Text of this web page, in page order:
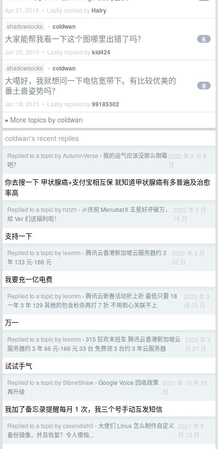
Apr 21, 2015 • Lastly replied byHalry
shadowsocks • coldwan
大家能帮我看一下这个图哪里出错了吗？
Jan 20, 2015 • Lastly replied bykid424
6
shadowsocks • coldwan
大噶好，我就想问一下电信宽带下。有比较优美的
番土啬姿势吗？
Jan 18, 2015 • Lastly replied by99185302
9
» More topics by coldwan
coldwan's recent replies
Replied to a topic by AutumnVerse › 我的运气应该没那么倒霉
吧？
2022 年 8 月 8
日
你去搜一下 甲状腺癌+支付宝相互保 就知道甲状腺癌有多普遍及治愈
率高
Replied to a topic by hzlzh › 🎉庆祝 MenubarX 五星好评破万，
给 Ver 们送福利啦！
2022 年 5 月
16 日
支持一下
Replied to a topic by leomm › 腾讯云香港新加坡云服务器约 3
年 133 元-166 元
2022 年 3 月
25 日
我要充一亿电费
Replied to a topic by leomm › 腾讯云新春活动折上折 最低只要 18
一年 3 年 129 其他的包含秒杀再打 7 折 不用担心关联不上
2022 年 3
月 25 日
万一
Replied to a topic by leomm › 315 狂欢末班车 腾讯云香港新加坡云
服务器约 3 年 66 元-166 元 33 台 免费领 3 台约 3 年云服务器
2022 年 3
月 21 日
试试手气
Replied to a topic by StoneShaw › Google Voice 回收政策
再升级
2021 年 10 月 29
日
我加了备忘录提醒每月 1 次，我三个号手动互发短信
Replied to a topic by cavendish0 › 大佬们 Linux 怎么制作自定义
备份镜像，并且恢复？令人懊恼...
2021 年 8
月 13 日